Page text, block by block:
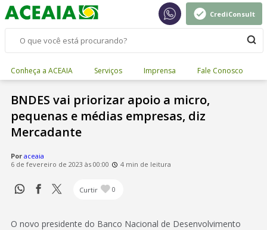
CrediConsult
Conheça a ACEAIA Serviços Imprensa Fale Conosco
BNDES vai priorizar apoio a micro,
pequenas e médias empresas, diz
Mercadante
Por aceaia
6 de fevereiro de 2023 às 00:00
4 min de leitura
Curtir 0
O novo presidente do Banco Nacional de Desenvolvimento